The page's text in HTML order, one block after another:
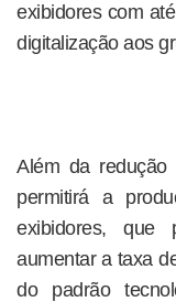
exibidores com
digitalização aos
Além da redução
permitirá a
exibidores, que
aumentar a taxa
do padrão